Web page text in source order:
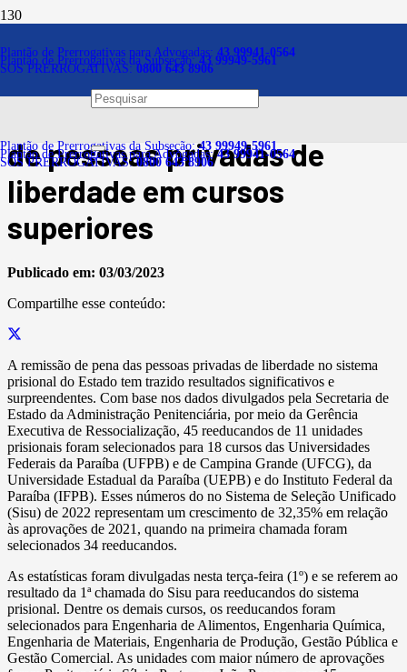
Plantão de Prerrogativas para Advogadas: 43 99941-0564
Plantão de Prerrogativas da Subseção:43 99949-5961
SOS PRERROGATIVAS:0800 643 8906
Plantão de Prerrogativas da Subseção:43 99949-5961
Plantão de Prerrogativas para Advogadas:43 99941-0564
SOS PRERROGATIVAS:0800 643 8906
Remissão da pena é
fundamental para ingresso
de pessoas privadas de
liberdade em cursos
superiores
Publicado em: 03/03/2023
Compartilhe esse conteúdo:
A remissão de pena das pessoas privadas de liberdade no sistema
prisional do Estado tem trazido resultados significativos e
surpreendentes. Com base nos dados divulgados pela Secretaria de
Estado da Administração Penitenciária, por meio da Gerência
Executiva de Ressocialização, 45 reeducandos de 11 unidades
prisionais foram selecionados para 18 cursos das Universidades
Federais da Paraíba (UFPB) e de Campina Grande (UFCG), da
Universidade Estadual da Paraíba (UEPB) e do Instituto Federal da
Paraíba (IFPB). Esses números do no Sistema de Seleção Unificado
(Sisu) de 2022 representam um crescimento de 32,35% em relação
às aprovações de 2021, quando na primeira chamada foram
selecionados 34 reeducandos.
As estatísticas foram divulgadas nesta terça-feira (1º) e se referem ao
resultado da 1ª chamada do Sisu para reeducandos do sistema
prisional. Dentre os demais cursos, os reeducandos foram
selecionados para Engenharia de Alimentos, Engenharia Química,
Engenharia de Materiais, Engenharia de Produção, Gestão Pública e
Gestão Comercial. As unidades com maior número de aprovações